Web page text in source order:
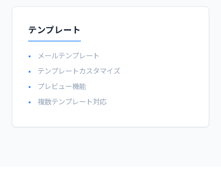
テンプレート
メールテンプレート
テンプレートカスタマイズ
プレビュー機能
複数テンプレート対応